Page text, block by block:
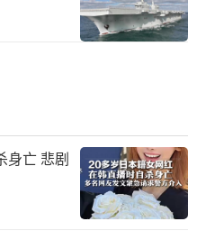
于自民党在参众两院均
，政策落实离不开各
而言，能否与在野党
选结果的重要因素之
身亡 悲剧